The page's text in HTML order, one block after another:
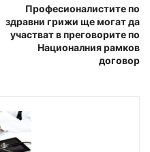
Професионалистите по
здравни грижи ще могат да
участват в преговорите по
Националния рамков
договор